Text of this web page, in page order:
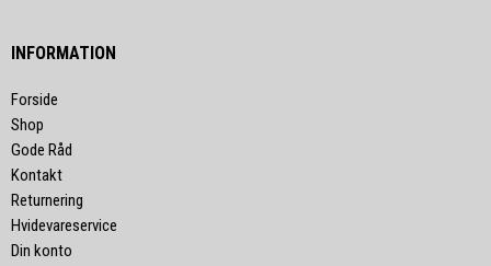
INFORMATION
Forside
Shop
Gode Råd
Kontakt
Returnering
Hvidevareservice
Din konto